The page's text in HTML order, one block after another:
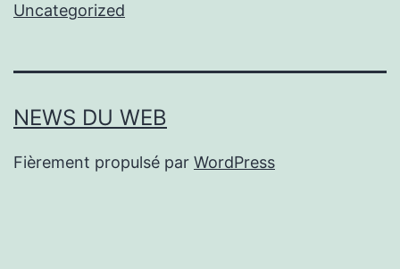
Uncategorized
NEWS DU WEB
Fièrement propulsé par WordPress